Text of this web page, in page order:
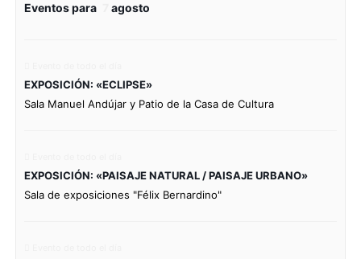
Eventos para agosto
EXPOSICIÓN: «ECLIPSE»
Sala Manuel Andújar y Patio de la Casa de Cultura
EXPOSICIÓN: «PAISAJE NATURAL / PAISAJE URBANO»
Sala de exposiciones "Félix Bernardino"